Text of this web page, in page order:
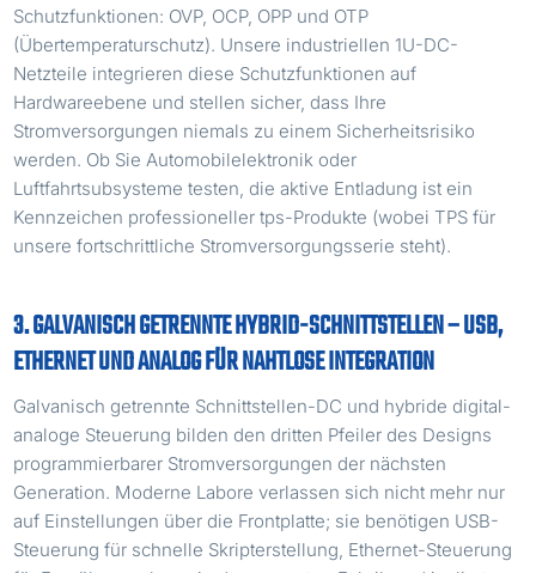
Schutzfunktionen: OVP, OCP, OPP und OTP
(Übertemperaturschutz). Unsere industriellen 1U-DC-
Netzteile integrieren diese Schutzfunktionen auf
Hardwareebene und stellen sicher, dass Ihre
Stromversorgungen niemals zu einem Sicherheitsrisiko
werden. Ob Sie Automobilelektronik oder
Luftfahrtsubsysteme testen, die aktive Entladung ist ein
Kennzeichen professioneller tps-Produkte (wobei TPS für
unsere fortschrittliche Stromversorgungsserie steht).
3. GALVANISCH GETRENNTE HYBRID-SCHNITTSTELLEN – USB,
ETHERNET UND ANALOG FÜR NAHTLOSE INTEGRATION
Galvanisch getrennte Schnittstellen-DC und hybride digital-
analoge Steuerung bilden den dritten Pfeiler des Designs
programmierbarer Stromversorgungen der nächsten
Generation. Moderne Labore verlassen sich nicht mehr nur
auf Einstellungen über die Frontplatte; sie benötigen USB-
Steuerung für schnelle Skripterstellung, Ethernet-Steuerung